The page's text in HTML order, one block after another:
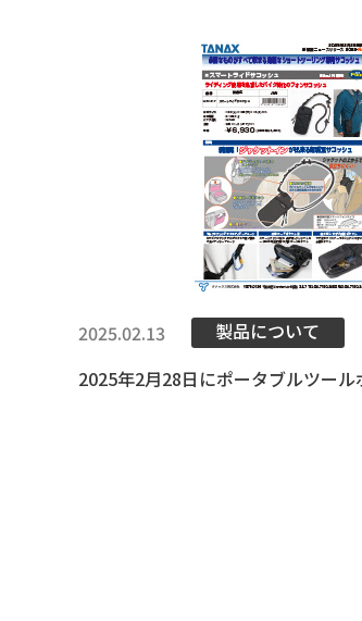
2025.02.13
製品について
2025年2月28日にポータブルツー